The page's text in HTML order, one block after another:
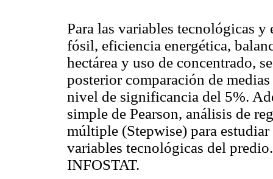
Para las variables tecnológicas
fósil, eficiencia energética,
hectárea y uso de concentrado,
posterior comparación de
nivel de significancia del 5%.
simple de Pearson, análisis de
múltiple (Stepwise) para
variables tecnológicas del
INFOSTAT.